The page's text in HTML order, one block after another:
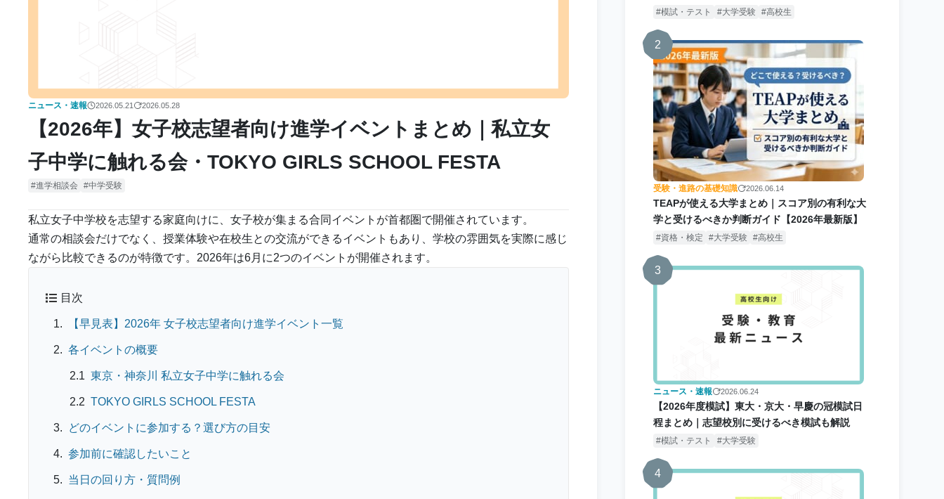
ニュース・速報 2026.05.21 2026.05.28
【2026年】女子校志望者向け進学イベントまとめ｜私立女
子中学に触れる会・TOKYO GIRLS SCHOOL FESTA
進学相談会 中学受験
私立女子中学校を志望する家庭向けに、女子校が集まる合同イベントが首都圏で開催されています。
通常の相談会だけでなく、授業体験や在校生との交流ができるイベントもあり、学校の雰囲気を実際に感じ
ながら比較できるのが特徴です。2026年は6月に2つのイベントが開催されます。
目次
【早見表】2026年 女子校志望者向け進学イベント一覧
各イベントの概要
東京・神奈川 私立女子中学に触れる会
TOKYO GIRLS SCHOOL FESTA
どのイベントに参加する？選び方の目安
参加前に確認したいこと
当日の回り方・質問例
模試・テスト 大学受験 高校生
2
受験・進路の基礎知識 2026.06.14
TEAPが使える大学まとめ｜スコア別の有利な大
学と受けるべきか判断ガイド【2026年最新版】
資格・検定 大学受験 高校生
3
ニュース・速報 2026.06.24
【2026年度模試】東大・京大・早慶の冠模試日
程まとめ｜志望校別に受けるべき模試も解説
模試・テスト 大学受験
4